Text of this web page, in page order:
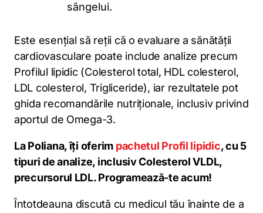
sângelui.
Este esențial să reții că o evaluare a sănătății
cardiovasculare poate include analize precum
Profilul lipidic (Colesterol total, HDL colesterol,
LDL colesterol, Trigliceride), iar rezultatele pot
ghida recomandările nutriționale, inclusiv privind
aportul de Omega-3.
La Poliana, îți oferim pachetul Profil lipidic, cu 5
tipuri de analize, inclusiv Colesterol VLDL,
precursorul LDL. Programează-te acum!
Întotdeauna discută cu medicul tău înainte de a